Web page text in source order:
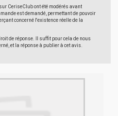
CeriseClub ont été modérés avant
est demandé, permettant de pouvoir
concerné l'existence réelle de la
de réponse. Il suffit pour cela de nous
et la réponse à publier à cet avis.